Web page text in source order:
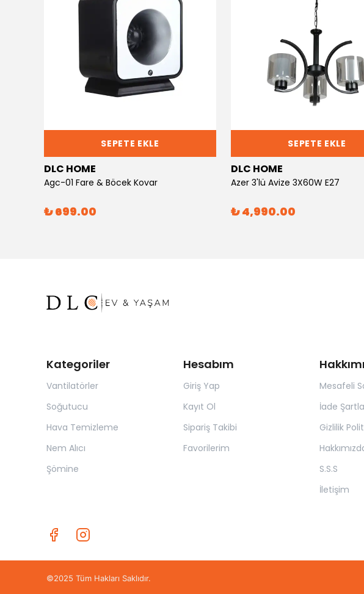
SEPETE EKLE
DLC HOME
Agc-01 Fare & Böcek Kovar
₺ 699.00
SEPETE EKLE
DLC HOME
Azer 3'lü Avize 3X60W E27
₺ 4,990.00
Kategoriler
Vantilatörler
Soğutucu
Hava Temizleme
Nem Alıcı
Şömine
Hesabım
Giriş Yap
Kayıt Ol
Sipariş Takibi
Favorilerim
Mesafeli
İade
Gizlilik
S.S.S
İletişim
©2025 Tüm Hakları Saklıdır.